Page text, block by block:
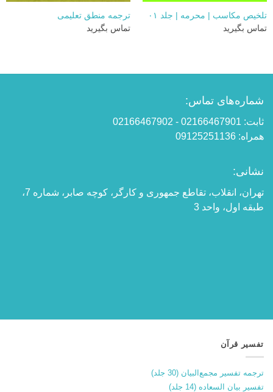
تلخیص مکاسب | محرمه | جلد ۰۱
تماس بگیرید
ترجمه منطق تعلیمی
تماس بگیرید
شماره‌های تماس:
ثابت: 02166467901 - 02166467902
همراه: 09125251136
نشانی:
تهران، انقلاب، تقاطع جمهوری و کارگر، کوچه صابر، شماره 7،
طبقه اول، واحد 3
تفسیر قرآن
ترجمه تفسیر مجمع‌البیان (30 جلد)
تفسیر بیان السعاده (14 جلد)